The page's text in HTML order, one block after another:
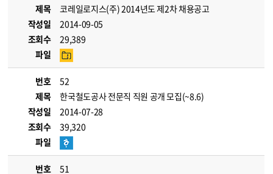
제목
코레일로지스(주) 2014년도 제2차 채용공고
작성일
2014-09-05
조회수
29,389
파일
번호
52
제목
한국철도공사 전문직 직원 공개 모집(~8.6)
작성일
2014-07-28
조회수
39,320
파일
번호
51